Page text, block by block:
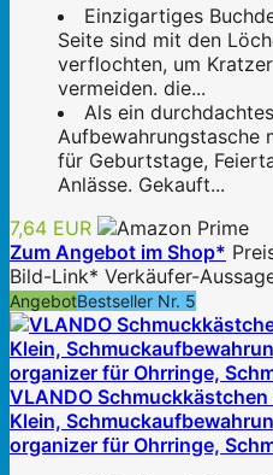
Einzigartiges
Seite sind mit den
verflochten, um
vermeiden. die...
Als ein
Aufbewahrungstasche
für Geburtstage,
Anlässe. Gekauft...
7,64 EUR
Zum Angebot im Shop*
Bild-Link* Verkäufer-
AngebotBestseller Nr. 5
VLANDO
Klein,
organizer für Ohrringe,